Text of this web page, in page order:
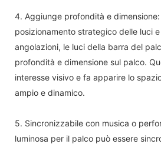
4. Aggiunge profondità e
posizionamento strategico delle luci
angolazioni, le luci della barra del
profondità e dimensione sul palco.
interesse visivo e fa apparire lo
ampio e dinamico.
5. Sincronizzabile con musica o
luminosa per il palco può essere